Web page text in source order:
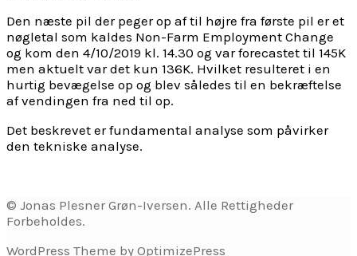
Den næste pil der peger op af til højre fra første pil er et
nøgletal som kaldes Non-Farm Employment Change
og kom den 4/10/2019 kl. 14.30 og var forecastet til 145K
men aktuelt var det kun 136K. Hvilket resulteret i en
hurtig bevægelse op og blev således til en bekræftelse
af vendingen fra ned til op.
Det beskrevet er fundamental analyse som påvirker
den tekniske analyse.
© Jonas Plesner Grøn-Iversen. Alle Rettigheder
Forbeholdes.
WordPress Theme by OptimizePress